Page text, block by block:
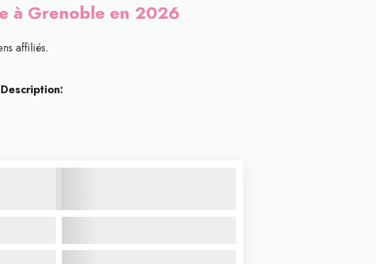
à Grenoble en 2026
affiliés.
Description: